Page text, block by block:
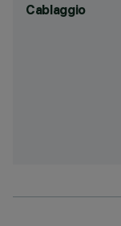
Cablaggio